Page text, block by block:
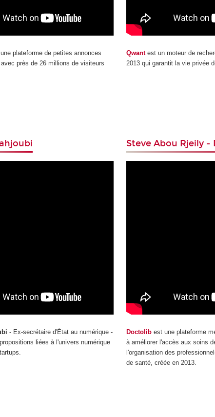
plateforme de petites annonces
près de 26 millions de visiteurs
Qwantest un moteur de
2013 qui garantit la vie privée
- Ex-secrétaire d'État au numérique -
liées à l'univers numérique
Steve Abou Rjeily -
Doctolibest une plateforme
à améliorer l'accès aux soins
l'organisation des
de santé, créée en 2013.